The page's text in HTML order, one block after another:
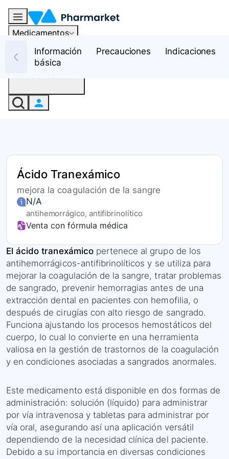
Medicamentos
RecursosInformación
básica
Precauciones Indicaciones
Ácido Tranexámico
mejora la coagulación de la sangre
N/A
antihemorrágico, antifibrinolítico
Venta con fórmula médica
El ácido tranexámicopertenece al grupo de los
antihemorrágicos-antifibrinolíticos y se utiliza para
mejorar la coagulación de la sangre, tratar problemas
de sangrado, prevenir hemorragias antes de una
extracción dental en pacientes con hemofilia, o
después de cirugías con alto riesgo de sangrado.
Funciona ajustando los procesos hemostáticos del
cuerpo, lo cual lo convierte en una herramienta
valiosa en la gestión de trastornos de la coagulación
y en condiciones asociadas a sangrados anormales.
Este medicamento está disponible en dos formas de
administración: solución (líquido) para administrar
por vía intravenosa y tabletas para administrar por
vía oral, asegurando así una aplicación versátil
dependiendo de la necesidad clínica del paciente.
Debido a su importancia en diversas condiciones